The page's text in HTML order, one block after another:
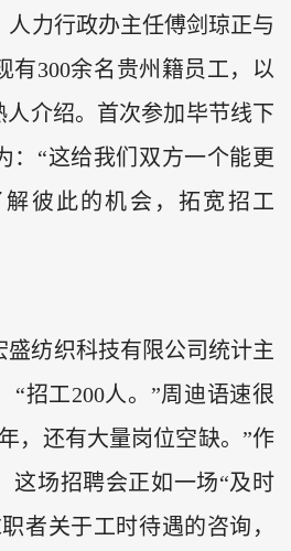
人力行政办主任傅剑琼正与
有300余名贵州籍员工，以
人介绍。首次参加毕节线下
：“这给我们双方一个能更
彼此的机会，拓宽招工
盛纺织科技有限公司统计主
“招工200人。”周迪语速很
，还有大量岗位空缺。”作
这场招聘会正如一场“及时
者关于工时待遇的咨询，